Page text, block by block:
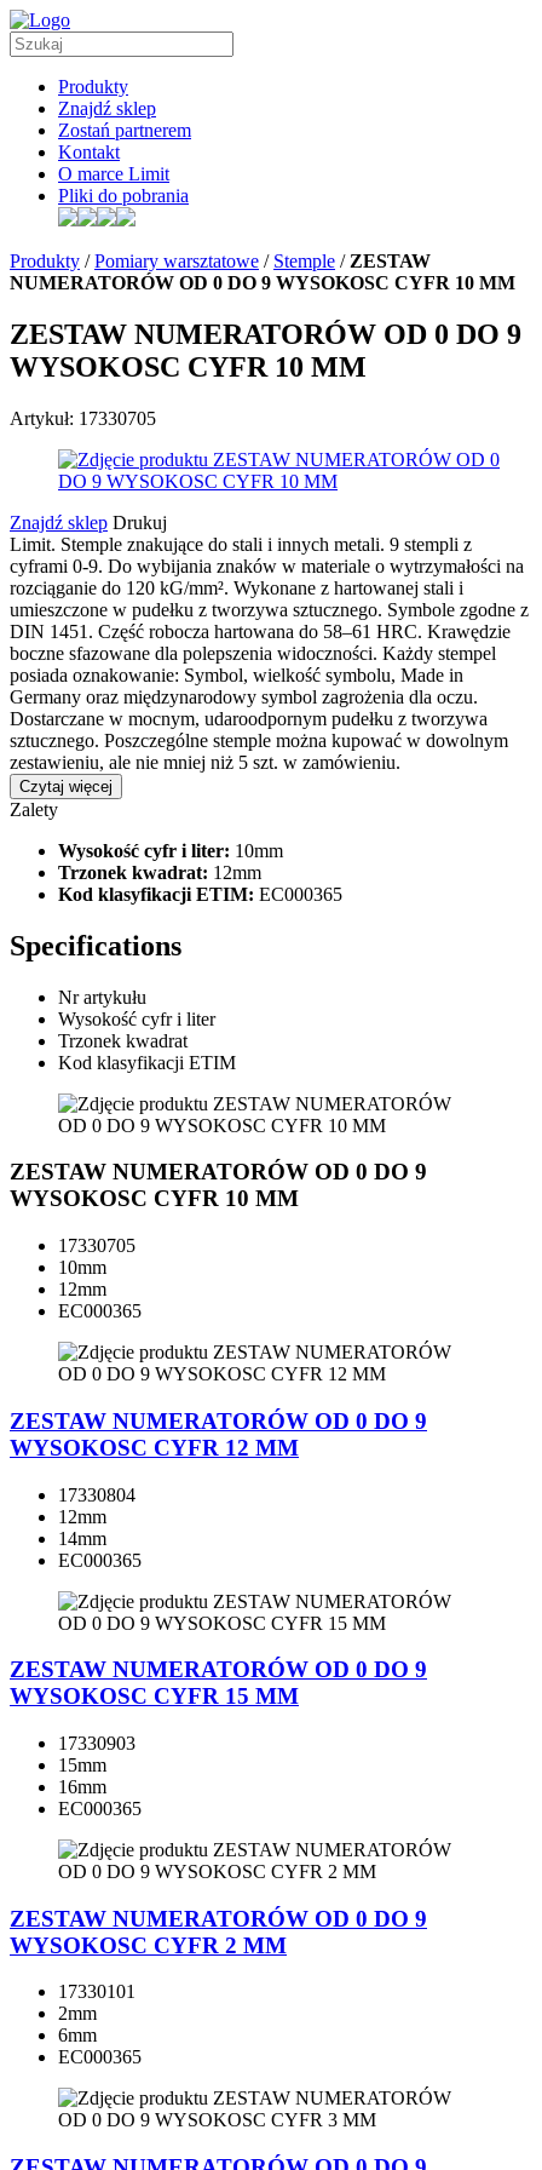
Produkty
Znajdź sklep
Zostań partnerem
Kontakt
O marce Limit
Pliki do pobrania
Produkty /Pomiary warsztatowe / Stemple / ZESTAW
NUMERATORÓW OD 0 DO 9 WYSOKOSC CYFR 10 MM
ZESTAW NUMERATORÓW OD 0 DO 9
WYSOKOSC CYFR 10 MM
Artykuł: 17330705
Znajdź sklep Drukuj
Limit. Stemple znakujące do stali i innych metali. 9 stempli z
cyframi 0-9. Do wybijania znaków w materiale o wytrzymałości na
rozciąganie do 120 kG/mm². Wykonane z hartowanej stali i
umieszczone w pudełku z tworzywa sztucznego. Symbole zgodne z
DIN 1451. Część robocza hartowana do 58–61 HRC. Krawędzie
boczne sfazowane dla polepszenia widoczności. Każdy stempel
posiada oznakowanie: Symbol, wielkość symbolu, Made in
Germany oraz międzynarodowy symbol zagrożenia dla oczu.
Dostarczane w mocnym, udaroodpornym pudełku z tworzywa
sztucznego. Poszczególne stemple można kupować w dowolnym
zestawieniu, ale nie mniej niż 5 szt. w zamówieniu.
Czytaj więcej
Zalety
Wysokość cyfr i liter: 10mm
Trzonek kwadrat: 12mm
Kod klasyfikacji ETIM: EC000365
Specifications
Nr artykułu
Wysokość cyfr i liter
Trzonek kwadrat
Kod klasyfikacji ETIM
ZESTAW NUMERATORÓW OD 0 DO 9
WYSOKOSC CYFR 10 MM
17330705
10mm
12mm
EC000365
ZESTAW NUMERATORÓW OD 0 DO 9
WYSOKOSC CYFR 12 MM
17330804
12mm
14mm
EC000365
ZESTAW NUMERATORÓW OD 0 DO 9
WYSOKOSC CYFR 15 MM
17330903
15mm
16mm
EC000365
ZESTAW NUMERATORÓW OD 0 DO 9
WYSOKOSC CYFR 2 MM
17330101
2mm
6mm
EC000365